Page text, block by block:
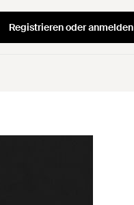
Registrieren oder anmelden